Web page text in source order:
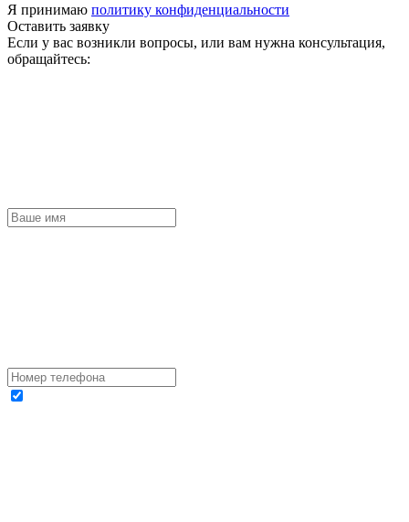
Я принимаю политику конфиденциальности
Оставить заявку
Если у вас возникли вопросы, или вам нужна консультация,
обращайтесь: